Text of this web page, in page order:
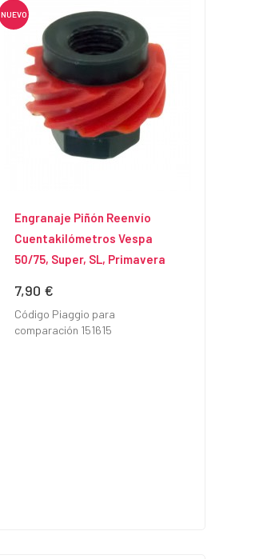
NUEVO
Engranaje Piñón Reenvío
Cuentakilómetros Vespa
50/75, Super, SL, Primavera
Precio
7,90 €
Código Piaggio para
comparación 151615